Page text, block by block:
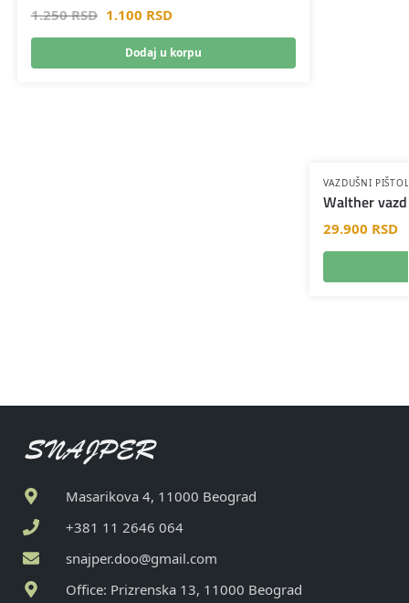
1.250RSD 1.100 RSD
Dodaj u korpu
VAZDUŠNI
Walther
29.900 RSD
Masarikova 4, 11000 Beograd
+381 11 2646 064
snajper.doo@gmail.com
Office: Prizrenska 13, 11000 Beograd